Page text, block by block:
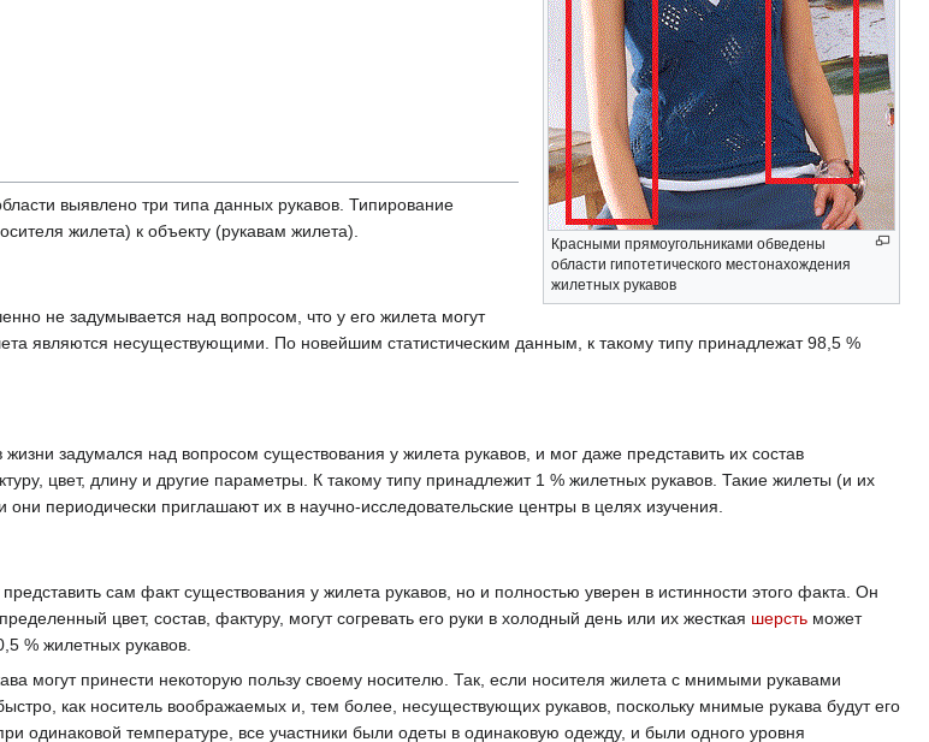
Красными прямоугольниками обведены
области гипотетического местонахождения
жилетных рукавов
выявлено три типа данных рукавов. Типирование
жилета) к объекту (рукавам жилета).
не задумывается над вопросом, что у его жилета могут
являются несуществующими. По новейшим статистическим данным, к такому типу принадлежат 98,5 %
задумался над вопросом существования у жилета рукавов, и мог даже представить их состав
цвет, длину и другие параметры. К такому типу принадлежит 1 % жилетных рукавов. Такие жилеты (и их
периодически приглашают их в научно-исследовательские центры в целях изучения.
сам факт существования у жилета рукавов, но и полностью уверен в истинности этого факта. Он
цвет, состав, фактуру, могут согревать его руки в холодный день или их жесткая шерсть может
% жилетных рукавов.
могут принести некоторую пользу своему носителю. Так, если носителя жилета с мнимыми рукавами
как носитель воображаемых и, тем более, несуществующих рукавов, поскольку мнимые рукава будут его
одинаковой температуре, все участники были одеты в одинаковую одежду, и были одного уровня